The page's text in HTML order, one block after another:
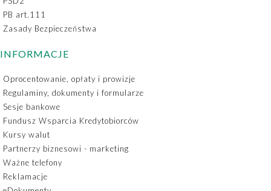
PB art.111
Zasady Bezpieczeństwa
INFORMACJE
Oprocentowanie, opłaty i prowizje
Regulaminy, dokumenty i formularze
Sesje bankowe
Fundusz Wsparcia Kredytobiorców
Kursy walut
Partnerzy biznesowi - marketing
Ważne telefony
Reklamacje